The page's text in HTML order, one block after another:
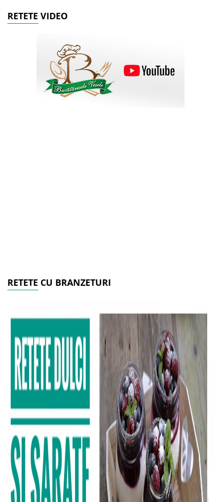
RETETE VIDEO
RETETE CU BRANZETURI